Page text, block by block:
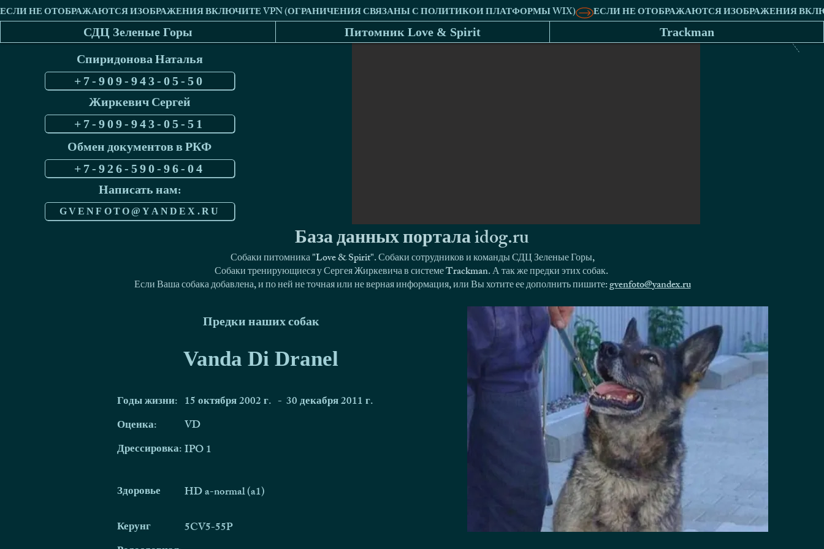
СДЦ Зеленые Горы Питомник Love & Spirit Trackman
Спиридонова Наталья
+7-909-943-05-50
Жиркевич Сергей
+7-909-943-05-51
Обмен документов в РКФ
+7-926-590-96-04
Написать нам:
GVENFOTO@YANDEX.RU
База данных портала idog.ru
Собаки питомника "Love & Spirit". Собаки сотрудников и команды СДЦ Зеленые Горы,
Собаки тренирующиеся у Сергея Жиркевича в системе Trackman. А так же предки этих собак.
Если Ваша собака добавлена, и по ней не точная или не верная информация, или Вы хотите ее дополнить пишите:gvenfoto@yandex.ru
Предки наших собак
Vanda Di Dranel
Годы жизни: 15 октября 2002 г. - 30 декабря 2011 г.
Оценка:
VD
Дрессировка:IPO 1
Здоровье
HD a-normal (a1)
Керунг
5CV5-55P